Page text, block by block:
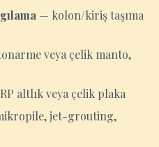
— kolon/kiriş taşıma
veya çelik manto,
altlık veya çelik plaka
jet-grouting,